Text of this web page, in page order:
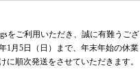
をご利用いただき、誠に有難う
年1月5日（日）まで、年末年始の
に順次発送をさせていただきま